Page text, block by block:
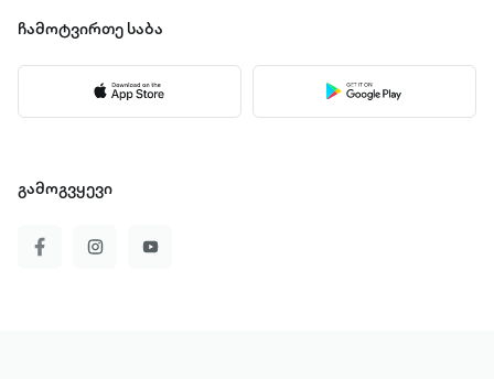
ჩამოტვირთე საბა
გამოგვყევი